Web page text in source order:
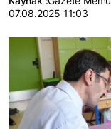
07.08.2025 11:03